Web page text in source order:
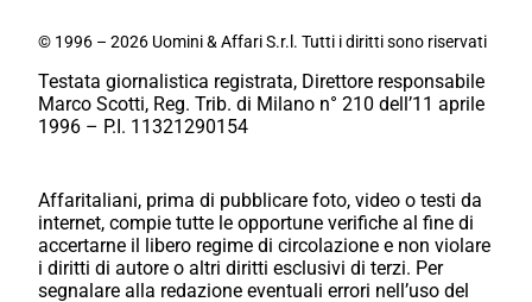
© 1996 – 2026 Uomini & Affari S.r.l. Tutti i diritti sono riservati
Testata giornalistica registrata, Direttore responsabile
Marco Scotti, Reg. Trib. di Milano n° 210 dell’11 aprile
1996 – P.I. 11321290154
Affaritaliani, prima di pubblicare foto, video o testi da
internet, compie tutte le opportune verifiche al fine di
accertarne il libero regime di circolazione e non violare
i diritti di autore o altri diritti esclusivi di terzi. Per
segnalare alla redazione eventuali errori nell’uso del